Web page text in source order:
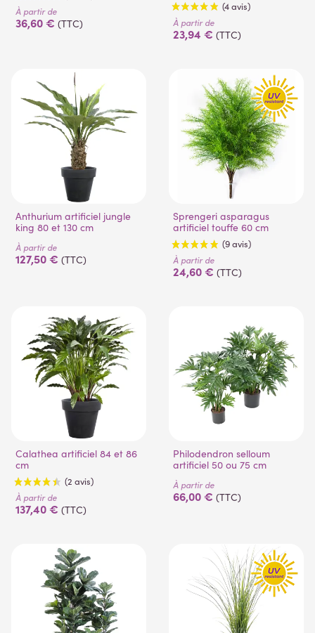
(7 avis)
À partir de
36,60 € (TTC)
(4 avis)
À partir de
23,94 € (TTC)
Anthurium artificiel jungle
king 80 et 130 cm
À partir de
127,50 € (TTC)
Sprengeri asparagus
artificiel touffe 60 cm
(9 avis)
À partir de
24,60 € (TTC)
Calathea artificiel 84 et 86
cm
(2 avis)
À partir de
137,40 € (TTC)
Philodendron selloum
artificiel 50 ou 75 cm
À partir de
66,00 € (TTC)